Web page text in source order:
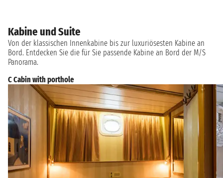
Kabine und Suite
Von der klassischen Innenkabine bis zur luxuriösesten Kabine an
Bord. Entdecken Sie die für Sie passende Kabine an Bord der M/S
Panorama.
C Cabin with porthole